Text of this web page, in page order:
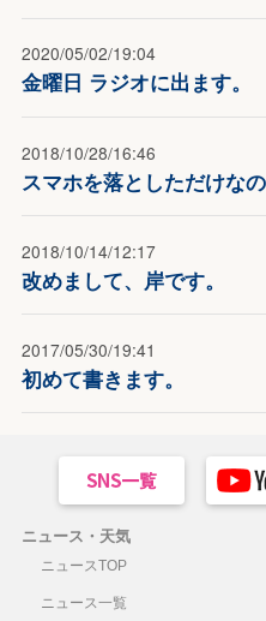
2020/05/02/19:04
金曜日 ラジオに出ます。
2018/10/28/16:46
スマホを落としただけな
2018/10/14/12:17
改めまして、岸です。
2017/05/30/19:41
初めて書きます。
ニュース・天気
ニュースTOP
ニュース一覧